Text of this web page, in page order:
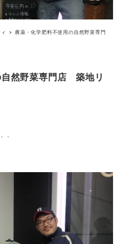
農薬・化学肥料不使用の自然野菜専門
然野菜専門店 築地リ
、